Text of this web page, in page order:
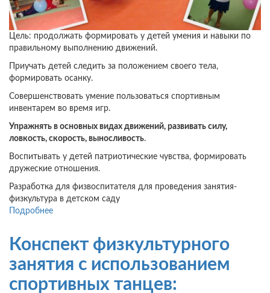
Цель: продолжать формировать у детей умения и навыки по
правильному выполнению движений.
Приучать детей следить за положением своего тела,
формировать осанку.
Совершенствовать умение пользоваться спортивным
инвентарем во время игр.
Упражнять в основных видах движений, развивать силу,
ловкость, скорость, выносливость.
Воспитывать у детей патриотические чувства, формировать
дружеские отношения.
Разработка для физвоспитателя для проведения занятия-
физкультура в детском саду
Подробнее
праздника
в
детском
саду:
Конспект физкультурного
занятия с использованием
спортивных танцев: